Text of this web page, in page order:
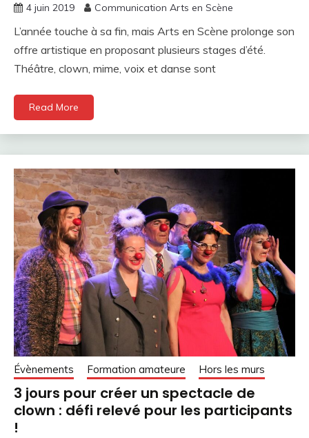
4 juin 2019 Communication Arts en Scène
L’année touche à sa fin, mais Arts en Scène prolonge son
offre artistique en proposant plusieurs stages d’été.
Théâtre, clown, mime, voix et danse sont
Read More
Évènements Formation amateure Hors les murs
3 jours pour créer un spectacle de
clown : défi relevé pour les participants
!